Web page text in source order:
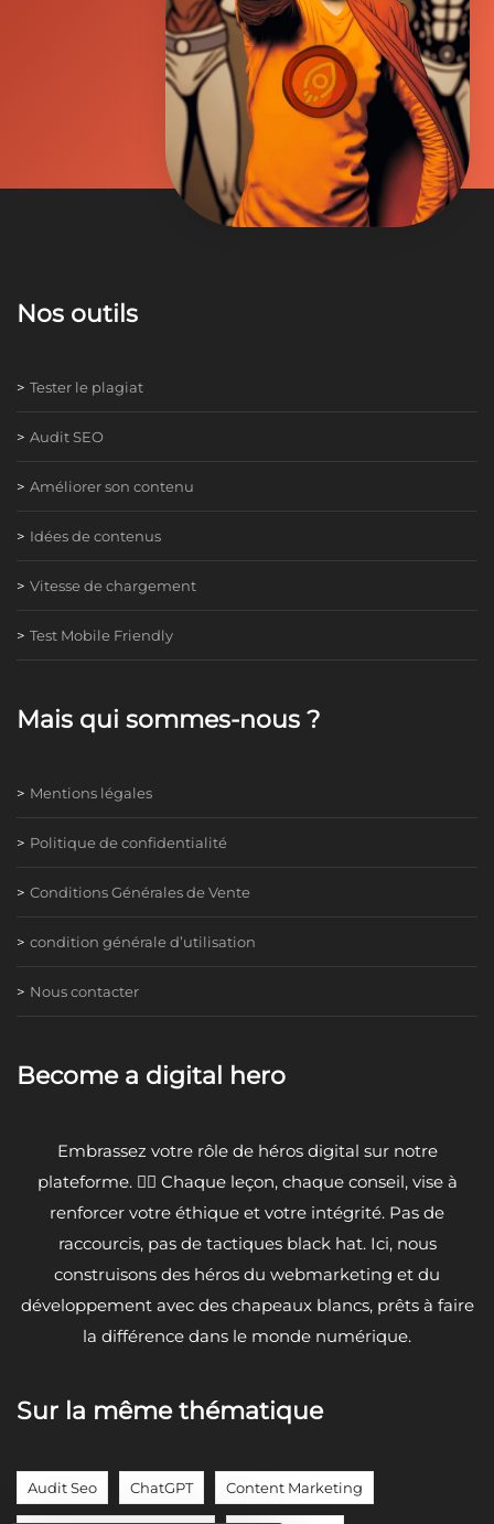
Nos outils
Tester le plagiat
Audit SEO
Améliorer son contenu
Idées de contenus
Vitesse de chargement
Test Mobile Friendly
Mais qui sommes-nous ?
Mentions légales
Politique de confidentialité
Conditions Générales de Vente
condition générale d’utilisation
Nous contacter
Become a digital hero
Embrassez votre rôle de héros digital sur notre
plateforme. 🦸‍♂️ Chaque leçon, chaque conseil, vise à
renforcer votre éthique et votre intégrité. Pas de
raccourcis, pas de tactiques black hat. Ici, nous
construisons des héros du webmarketing et du
développement avec des chapeaux blancs, prêts à faire
la différence dans le monde numérique.
Sur la même thématique
Audit Seo ChatGPT Content Marketing